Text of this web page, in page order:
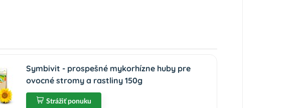
Symbivit - prospešné mykorhízne huby pre
ovocné stromy a rastliny 150g
Strážiť ponuku